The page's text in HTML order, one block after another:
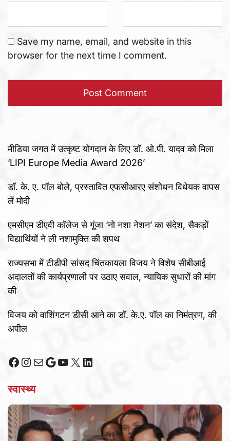
Save my name, email, and website in this
browser for the next time I comment.
मीडिया जगत में उत्कृष्ट योगदान के लिए डॉ. ओ.पी. यादव को मिला
‘LIPI Europe Media Award 2026’
डॉ. के. ए. पॉल बोले, प्रस्तावित एफसीआरए संशोधन विधेयक वापस
लें मोदी
एमसीएम डीएवी कॉलेज से गूंजा ‘नो नशा नेशन’ का संदेश, सैकड़ों
विद्यार्थियों ने ली नशामुक्ति की शपथ
राज्यसभा में टीडीपी सांसद चिंतकायला विजय ने विशेष सीबीआई
अदालतों की कार्यप्रणाली पर उठाए सवाल, न्यायिक सुधारों की मांग
की
विजय को वाशिंगटन डीसी आने का डॉ. के.ए. पॉल का निमंत्रण, की
अपील
Facebook
Instagram
MailGoogle
YouTube
X LinkedIn
स्वास्थ्य